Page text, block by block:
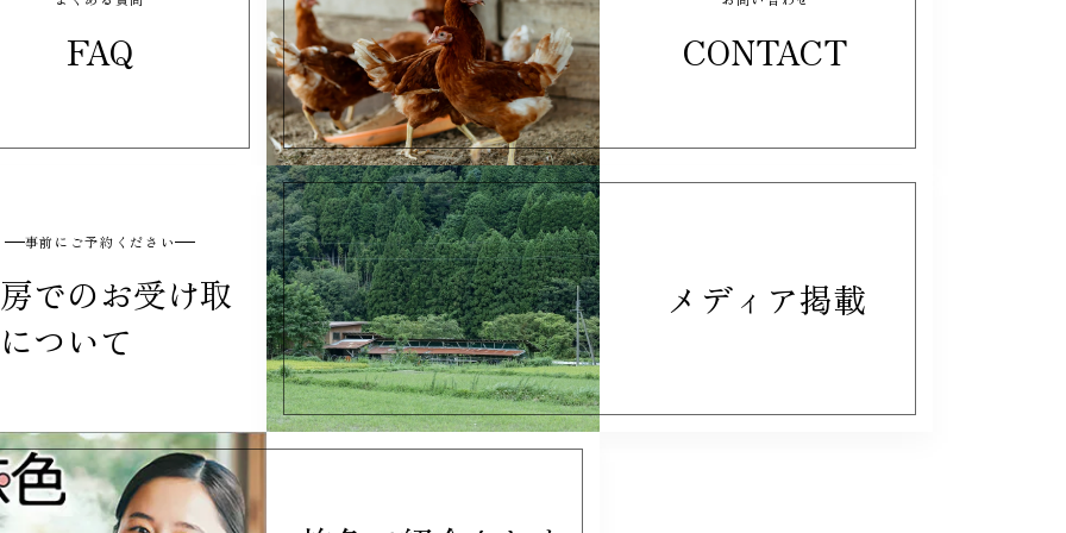
FAQ CONTACT
事前にご予約ください
でのお受け取
ついて
メディア掲載